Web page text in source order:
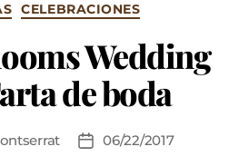
CELEBRACIONES
Wedding
de boda
06/22/2017